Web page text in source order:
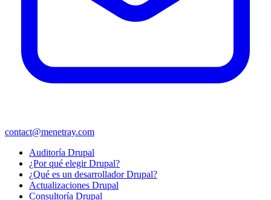
contact@menetray.com
Menú
Auditoría Drupal
¿Por qué elegir Drupal?
¿Qué es un desarrollador Drupal?
Actualizaciones Drupal
Consultoría Drupal